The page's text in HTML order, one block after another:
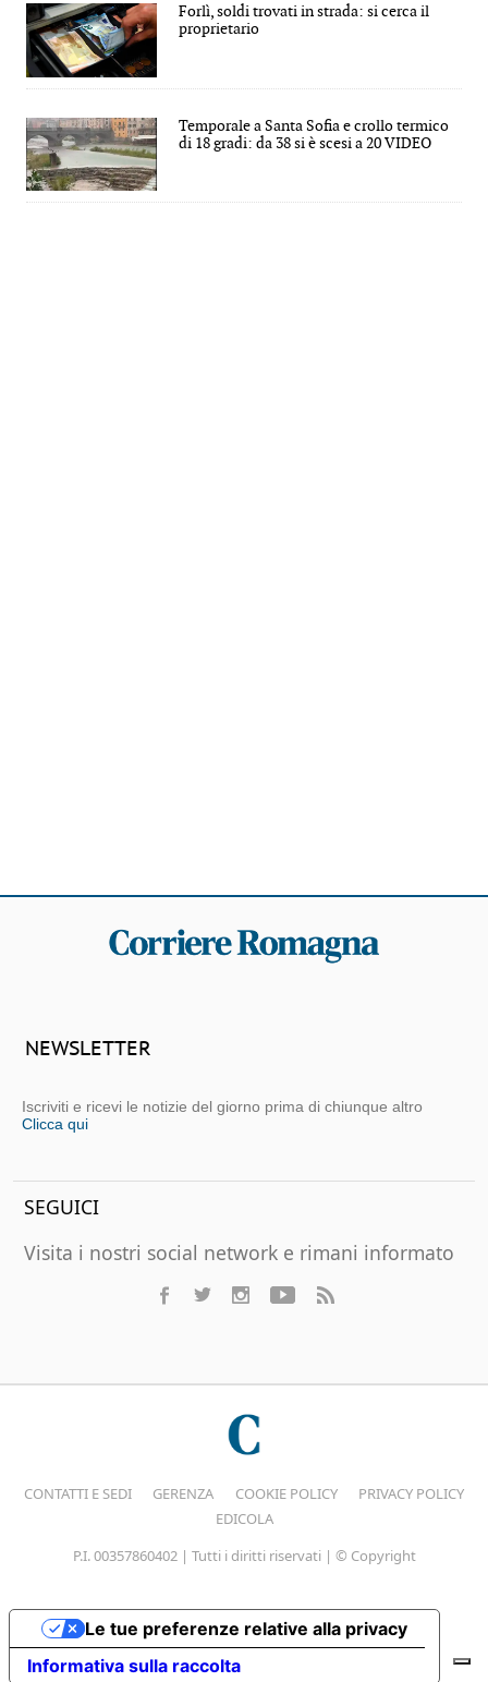
Forlì, soldi trovati in strada: si cerca il
proprietario
Temporale a Santa Sofia e crollo termico
di 18 gradi: da 38 si è scesi a 20 VIDEO
NEWSLETTER
Iscriviti e ricevi le notizie del giorno prima di chiunque altro
Clicca qui
SEGUICI
Visita i nostri social network e rimani informato
CONTATTI E SEDI GERENZA COOKIE POLICY
PRIVACY POLICY
EDICOLA
P.I. 00357860402 | Tutti i diritti riservati | © Copyright
Informativa sulla raccolta
Le tue preferenze relative alla privacy